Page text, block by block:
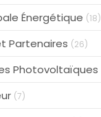
Énergétique (18)
et Partenaires (26)
Photovoltaïques
(7)